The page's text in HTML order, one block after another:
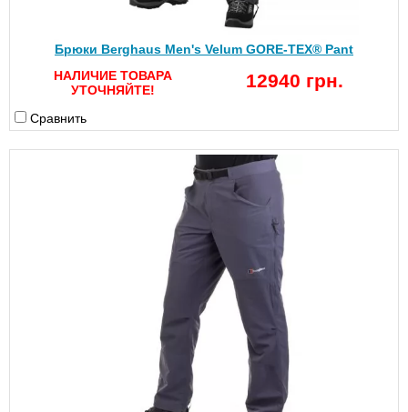
Брюки Berghaus Men's Velum GORE-TEX® Pant
НАЛИЧИЕ ТОВАРА
УТОЧНЯЙТЕ!
12940 грн.
Сравнить